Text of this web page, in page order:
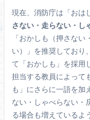
現在、消防庁は「おは
さない・走らない・し
「おかしも（押さな
い）」を推奨しており
て「おかしも」を採用
担当する教員によって
も」にさらに一語を加
ない・しゃべらない・
る場合も増えているよ